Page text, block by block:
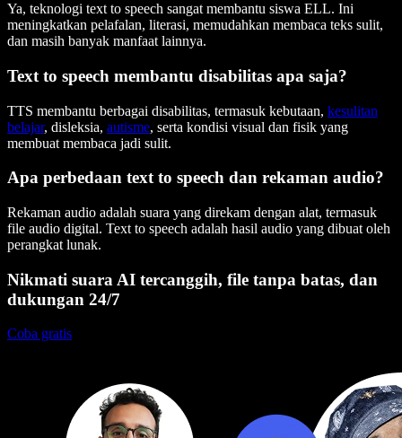
Ya, teknologi text to speech sangat membantu siswa ELL. Ini
meningkatkan pelafalan, literasi, memudahkan membaca teks sulit,
dan masih banyak manfaat lainnya.
Text to speech membantu disabilitas apa saja?
TTS membantu berbagai disabilitas, termasuk kebutaan, kesulitan
belajar, disleksia, autisme, serta kondisi visual dan fisik yang
membuat membaca jadi sulit.
Apa perbedaan text to speech dan rekaman audio?
Rekaman audio adalah suara yang direkam dengan alat, termasuk
file audio digital. Text to speech adalah hasil audio yang dibuat oleh
perangkat lunak.
Nikmati suara AI tercanggih, file tanpa batas, dan
dukungan 24/7
Coba gratis